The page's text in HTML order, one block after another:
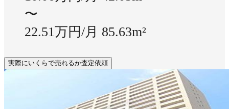
〜
22.51万円/月 85.63m²
実際にいくらで売れるか査定依頼